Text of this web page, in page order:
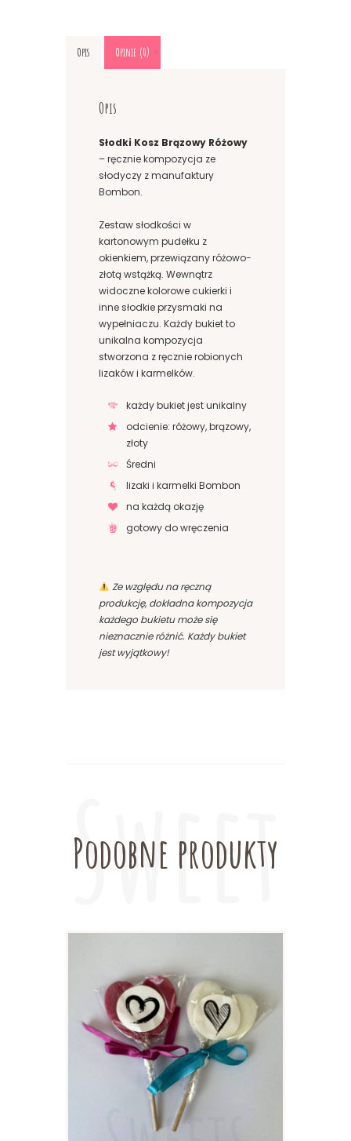
Opis Opinie (0)
Opis
Słodki Kosz Brązowy Różowy
– ręcznie kompozycja ze
słodyczy z manufaktury
Bombon.
Zestaw słodkości w
kartonowym pudełku z
okienkiem, przewiązany różowo-
złotą wstążką. Wewnątrz
widoczne kolorowe cukierki i
inne słodkie przysmaki na
wypełniaczu. Każdy bukiet to
unikalna kompozycja
stworzona z ręcznie robionych
lizaków i karmelków.
każdy bukiet jest unikalny
odcienie: różowy, brązowy,
złoty
Średni
lizaki i karmelki Bombon
na każdą okazję
gotowy do wręczenia
Ze względu na ręczną
produkcję, dokładna kompozycja
każdego bukietu może się
nieznacznie różnić. Każdy bukiet
jest wyjątkowy!
Podobne produkty